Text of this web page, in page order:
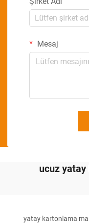
Mesaj
ucuz
yatay kartonlama